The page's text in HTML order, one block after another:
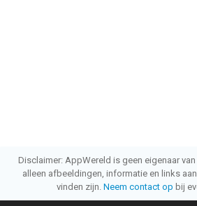
Disclaimer: AppWereld is geen eigenaar
alleen afbeeldingen, informatie en links
vinden zijn. Neem contact op bij